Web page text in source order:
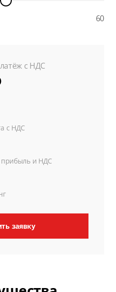
60
с НДС
с НДС
прибыль и НДС
заявку